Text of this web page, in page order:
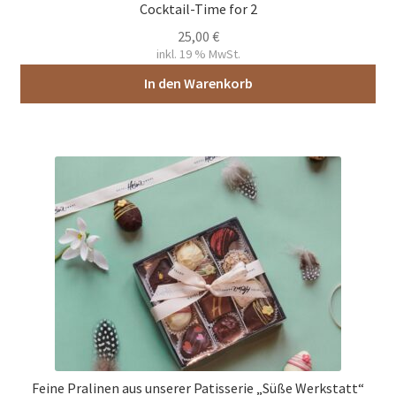
Cocktail-Time for 2
25,00 €
inkl. 19 % MwSt.
In den Warenkorb
Feine Pralinen aus unserer Patisserie „Süße Werkstatt“